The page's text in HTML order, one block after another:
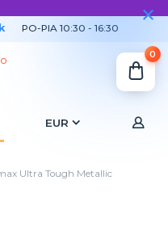
EUR
PO-PIA 10:30 - 16:30
0
Ultra Tough Metallic